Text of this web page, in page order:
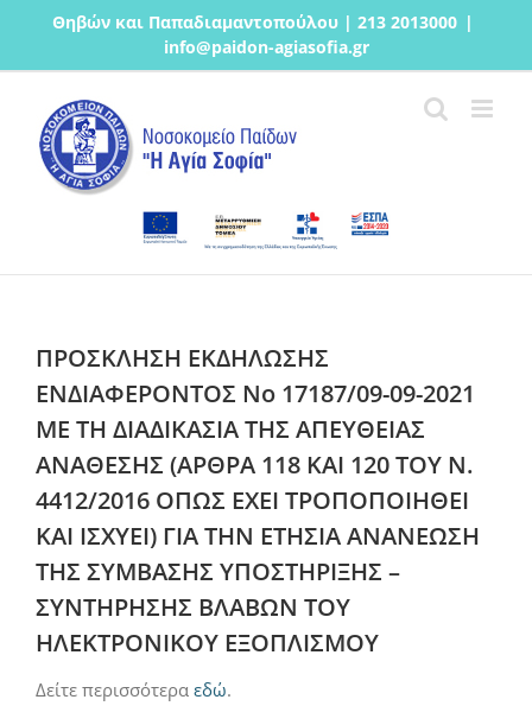
Μετάβαση
περιεχόμενο
Θηβών και Παπαδιαμαντοπούλου | 213 2013000 |
info@paidon-agiasofia.gr
ΠΡΟΣΚΛΗΣΗ ΕΚΔΗΛΩΣΗΣ
ΕΝΔΙΑΦΕΡΟΝΤΟΣ Νο 17187/09-09-2021
ΜΕ ΤΗ ΔΙΑΔΙΚΑΣΙΑ ΤΗΣ ΑΠΕΥΘΕΙΑΣ
ΑΝΑΘΕΣΗΣ (ΑΡΘΡΑ 118 ΚΑΙ 120 ΤΟΥ Ν.
4412/2016 ΟΠΩΣ ΕΧΕΙ ΤΡΟΠΟΠΟΙΗΘΕΙ
ΚΑΙ ΙΣΧΥΕΙ) ΓΙΑ ΤΗΝ ΕΤΗΣΙΑ ΑΝΑΝΕΩΣΗ
ΤΗΣ ΣΥΜΒΑΣΗΣ ΥΠΟΣΤΗΡΙΞΗΣ –
ΣΥΝΤΗΡΗΣΗΣ ΒΛΑΒΩΝ ΤΟΥ
ΗΛΕΚΤΡΟΝΙΚΟΥ ΕΞΟΠΛΙΣΜΟΥ
Δείτε περισσότερα εδώ.